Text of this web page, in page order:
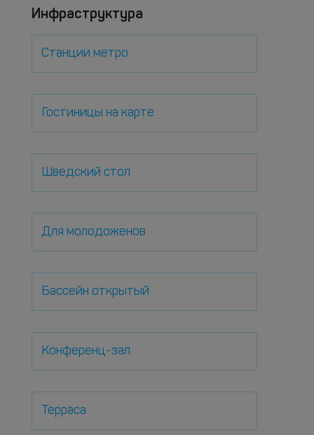
Инфраструктура
Станции метро
Гостиницы на карте
Шведский стол
Для молодоженов
Бассейн открытый
Конференц-зал
Терраса